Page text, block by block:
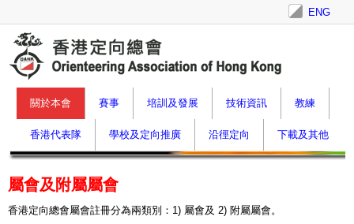
ENG
關於本會 賽事 培訓及發展 技術資訊 教練
香港代表隊 學校及定向推廣 沿徑定向 下載及其他
屬會及附屬屬會
香港定向總會屬會註冊分為兩類別： 1) 屬會及 2) 附屬屬會。